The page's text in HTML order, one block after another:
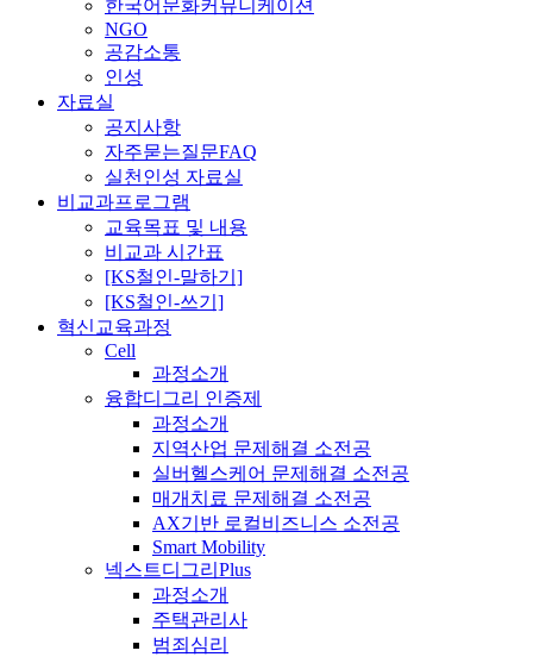
한국어문화커뮤니케이션
NGO
공감소통
인성
자료실
공지사항
자주묻는질문FAQ
실천인성 자료실
비교과프로그램
교육목표 및 내용
비교과 시간표
[KS철인-말하기]
[KS철인-쓰기]
혁신교육과정
Cell
과정소개
융합디그리 인증제
과정소개
지역산업 문제해결 소전공
실버헬스케어 문제해결 소전공
매개치료 문제해결 소전공
AX기반 로컬비즈니스 소전공
Smart Mobility
넥스트디그리Plus
과정소개
주택관리사
범죄심리